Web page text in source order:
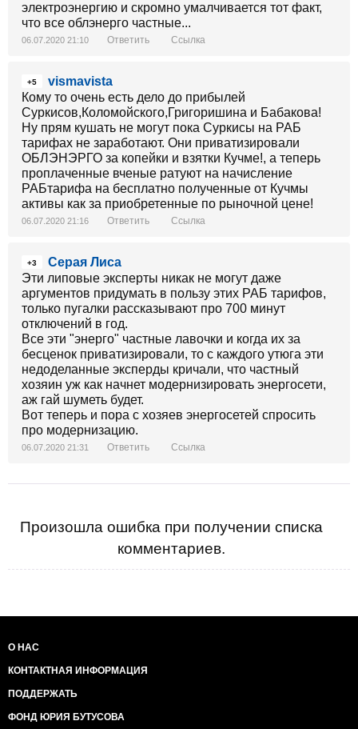
электроэнергию и скромно умалчивается тот факт,
что все облэнерго частные...
06.07.2020 21:10 Ответить Ссылка
+5
vismavista
Кому то очень есть дело до прибылей
Суркисов,Коломойского,Григоришина и Бабакова!
Ну прям кушать не могут пока Суркисы на РАБ
тарифах не заработают. Они приватизировали
ОБЛЭНЭРГО за копейки и взятки Кучме!, а теперь
проплаченные вченые ратуют на начисление
РАБтарифа на бесплатно полученные от Кучмы
активы как за приобретенные по рыночной цене!
06.07.2020 21:16 Ответить Ссылка
+3
Серая Лиса
Эти липовые эксперты никак не могут даже
аргументов придумать в пользу этих РАБ тарифов,
только пугалки рассказывают про 700 минут
отключений в год.
Все эти "энерго" частные лавочки и когда их за
бесценок приватизировали, то с каждого утюга эти
недоделанные эксперды кричали, что частный
хозяин уж как начнет модернизировать энергосети,
аж гай шуметь будет.
Вот теперь и пора с хозяев энергосетей спросить
про модернизацию.
06.07.2020 21:31 Ответить Ссылка
Произошла ошибка при получении списка
комментариев.
О НАС
КОНТАКТНАЯ ИНФОРМАЦИЯ
ПОДДЕРЖАТЬ
ФОНД ЮРИЯ БУТУСОВА